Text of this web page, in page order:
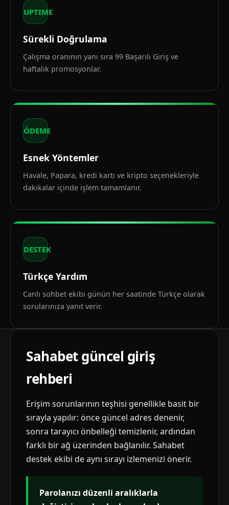
UPTIME
Sürekli Doğrulama
Çalışma oranının yanı sıra 99 Başarılı Giriş ve
haftalık promosyonlar.
ÖDEME
Esnek Yöntemler
Havale, Papara, kredi kartı ve kripto seçenekleriyle
dakikalar içinde işlem tamamlanır.
DESTEK
Türkçe Yardım
Canlı sohbet ekibi günün her saatinde Türkçe olarak
sorularınıza yanıt verir.
Sahabet güncel giriş
rehberi
Erişim sorunlarının teşhisi genellikle basit bir
sırayla yapılır: önce güncel adres denenir,
sonra tarayıcı önbelleği temizlenir, ardından
farklı bir ağ üzerinden bağlanılır. Sahabet
destek ekibi de aynı sırayı izlemenizi önerir.
Parolanızı düzenli aralıklarla